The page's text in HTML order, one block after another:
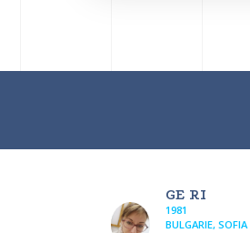
GE RI
1981
BULGARIE, SOFIA